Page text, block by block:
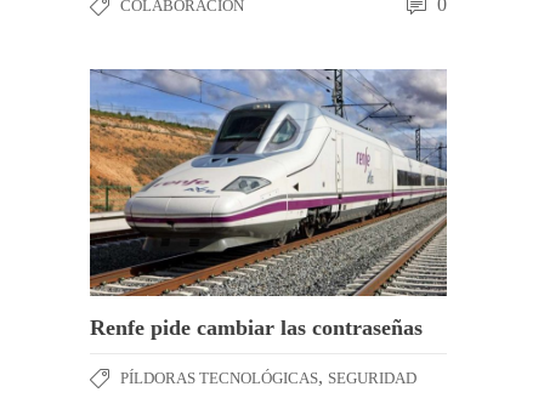
COLABORACIÓN 0
Renfe pide cambiar las contraseñas
PÍLDORAS TECNOLÓGICAS, SEGURIDAD